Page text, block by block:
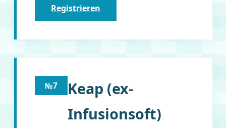
Registrieren
№7
Keap (ex-
Infusionsoft)